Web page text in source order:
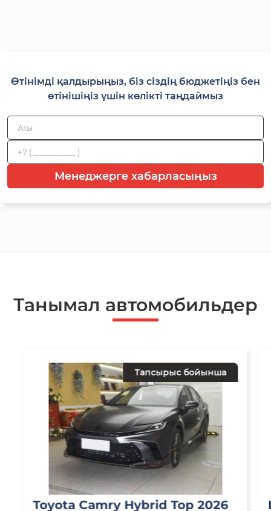
Өтінімді қалдырыңыз, біз сіздің бюджетіңіз бен
өтінішіңіз үшін көлікті таңдаймыз
Менеджерге хабарласыңыз
Танымал автомобильдер
Тапсырыс бойынша
Toyota Camry Hybrid Top 2026